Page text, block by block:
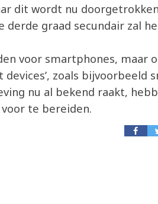
dit wordt nu
derde graad secundair zal
voor smartphones, maar
devices’, zoals bijvoorbeeld
nu al bekend raakt,
te bereiden.